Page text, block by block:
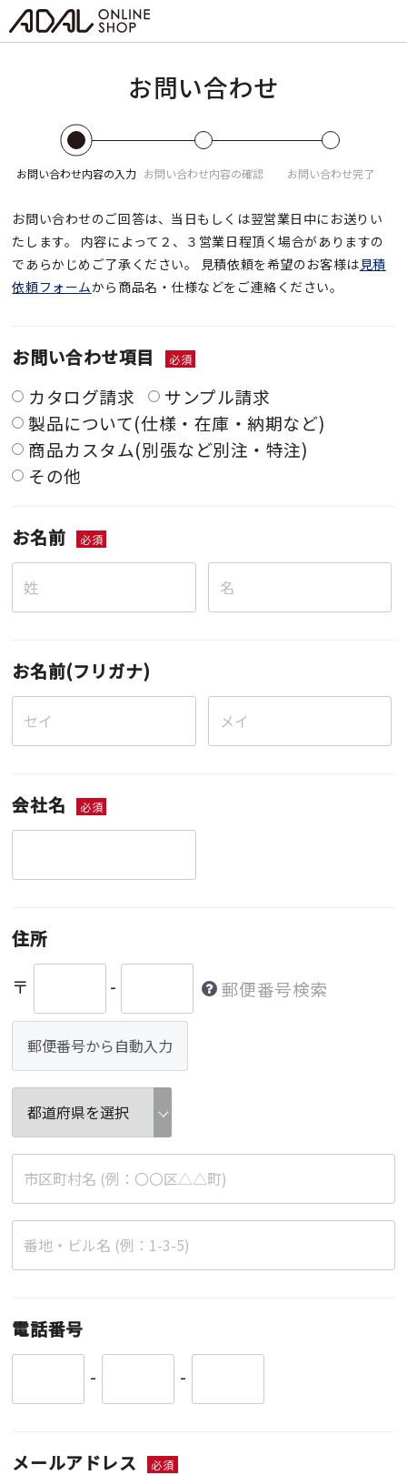
お問い合わせ
お問い合わせ内容の入力 お問い合わせ内容の確認 お問い合わせ完了
お問い合わせのご回答は、当日もしくは翌営業日中にお送りい
たします。
内容によって２、３営業日程頂く場合がありますの
であらかじめご了承ください。
見積依頼を希望のお客様は見積
依頼フォームから商品名・仕様などをご連絡ください。
お問い合わせ項目 必須
カタログ請求
サンプル請求
製品について(仕様・在庫・納期など)
商品カスタム(別張など別注・特注)
その他
お名前 必須
お名前(フリガナ)
会社名 必須
住所
〒
- 郵便番号検索
郵便番号から自動入力
電話番号
-
-
メールアドレス 必須